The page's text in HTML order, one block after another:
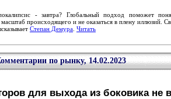
- завтра? Глобальный подход поможет
происходящего и не оказаться в плену иллюзий.
Степан Демура Читать
по рынку, 14.02.2023
для выхода из боковика не